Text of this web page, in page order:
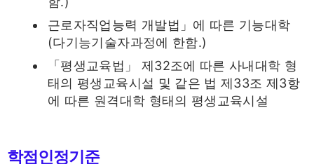
근로자직업능력 개발법」에 따른 기능대학
(다기능기술자과정에 한함.)
「평생교육법」 제32조에 따른 사내대학 형
태의 평생교육시설 및 같은 법 제33조 제3항
에 따른 원격대학 형태의 평생교육시설
학점인정기준